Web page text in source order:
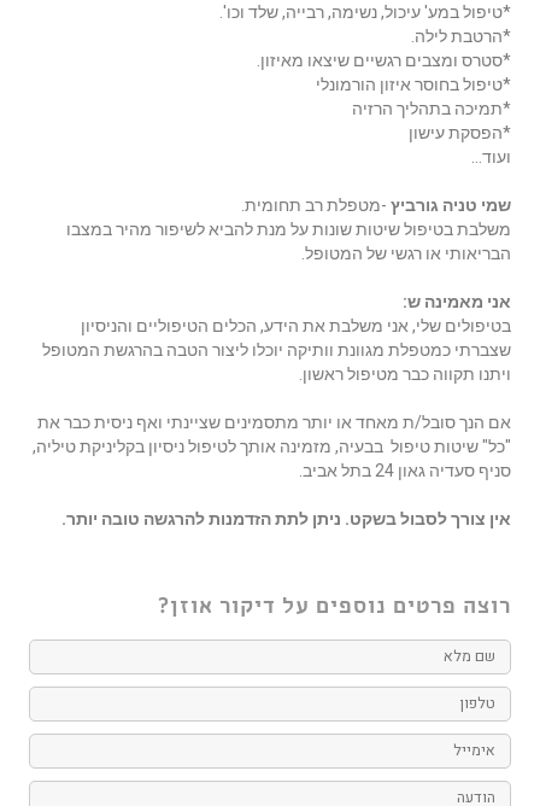
*טיפול במע' עיכול, נשימה, רבייה, שלד וכו'.
*הרטבת לילה.
*סטרס ומצבים רגשיים שיצאו מאיזון.
*טיפול בחוסר איזון הורמונלי
*תמיכה בתהליך הרזיה
*הפסקת עישון
ועוד…
שמי טניה גורביץ -מטפלת רב תחומית.
משלבת בטיפול שיטות שונות על מנת להביא לשיפור מהיר במצבו
הבריאותי או רגשי של המטופל.
אני מאמינה ש:
בטיפולים שלי, אני משלבת את הידע, הכלים הטיפוליים והניסיון
שצברתי כמטפלת מגוונת וותיקה יוכלו ליצור הטבה בהרגשת המטופל
ויתנו תקווה כבר מטיפול ראשון.
אם הנך סובל/ת מאחד או יותר מתסמינים שציינתי ואף ניסית כבר את
"כל" שיטות טיפול בבעיה, מזמינה אותך לטיפול ניסיון בקליניקת טיליה,
סניף סעדיה גאון 24 בתל אביב.
אין צורך לסבול בשקט. ניתן לתת הזדמנות להרגשה טובה יותר.
רוצה פרטים נוספים על דיקור אוזן?
שם
מלא
טלפון
אימייל
הודעה